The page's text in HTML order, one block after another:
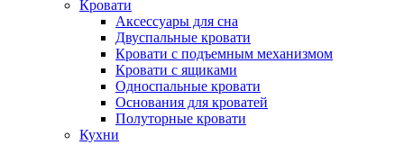
Кровати
Аксессуары для сна
Двуспальные кровати
Кровати с подъемным механизмом
Кровати с ящиками
Односпальные кровати
Основания для кроватей
Полуторные кровати
Кухни